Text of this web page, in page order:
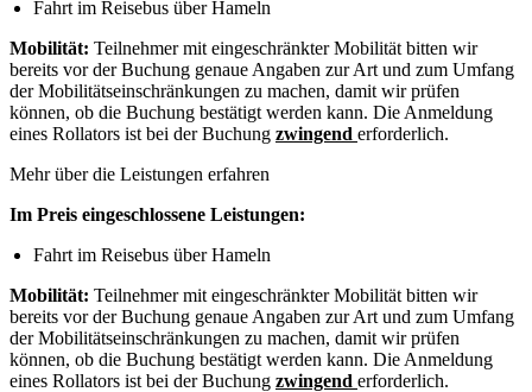
Fahrt im Reisebus über Hameln
Mobilität: Teilnehmer mit eingeschränkter Mobilität bitten wir
bereits vor der Buchung genaue Angaben zur Art und zum Umfang
der Mobilitätseinschränkungen zu machen, damit wir prüfen
können, ob die Buchung bestätigt werden kann. Die Anmeldung
eines Rollators ist bei der Buchung zwingend erforderlich.
Mehr über die Leistungen erfahren
Im Preis eingeschlossene Leistungen:
Fahrt im Reisebus über Hameln
Mobilität: Teilnehmer mit eingeschränkter Mobilität bitten wir
bereits vor der Buchung genaue Angaben zur Art und zum Umfang
der Mobilitätseinschränkungen zu machen, damit wir prüfen
können, ob die Buchung bestätigt werden kann. Die Anmeldung
eines Rollators ist bei der Buchung zwingend erforderlich.